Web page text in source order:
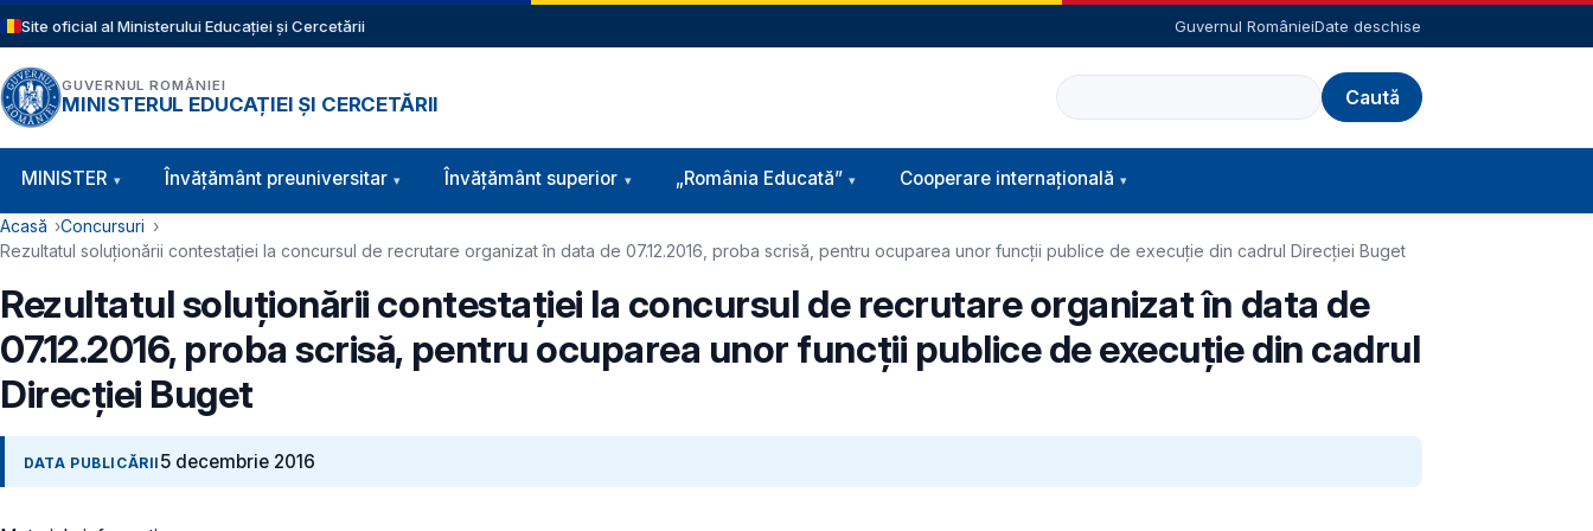
Sari la conținutul principal
Site oficial al Ministerului Educației și Cercetării Guvernul RomânieiDate deschise
GUVERNUL ROMÂNIEI
MINISTERUL EDUCAȚIEI ȘI CERCETĂRII
Caută
Navigație principală
MINISTER Învăţământ preuniversitar Învățământ superior „România Educată” Cooperare internațională
Cale de navigare
Acasă
Concursuri
Rezultatul soluţionării contestaţiei la concursul de recrutare organizat în data de 07.12.2016, proba scrisă, pentru ocuparea unor funcţii publice de execuţie din cadrul Direcţiei Buget
Rezultatul soluţionării contestaţiei la concursul de recrutare organizat în data de
07.12.2016, proba scrisă, pentru ocuparea unor funcţii publice de execuţie din cadrul
Direcţiei Buget
DATA PUBLICĂRII 5 decembrie 2016